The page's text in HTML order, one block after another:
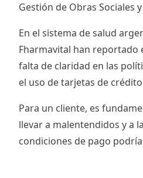
Gestión de Obras Sociales
En el sistema de salud
Fharmavital han reportado
falta de claridad en las
el uso de tarjetas de
Para un cliente, es
llevar a malentendidos y a
condiciones de pago